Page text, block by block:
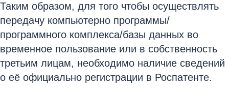
Таким образом, для того чтобы осуществлять
передачу компьютерно программы/
программного комплекса/базы данных во
временное пользование или в собственность
третьим лицам, необходимо наличие сведений
о её официально регистрации в Роспатенте.